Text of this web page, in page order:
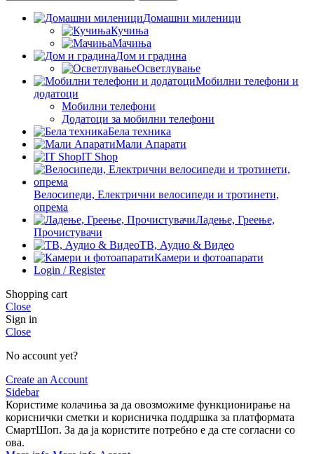
Домашни миленици
Кучиња
Мачиња
Дом и градина
Осветлување
Мобилни телефони и
додатоци
Мобилни телефони
Додатоци за мобилни телефони
Бела техника
Мали Апарати
IT Shop
Велосипеди, Електрични велосипеди и тротинети,
опрема
Ладење, Греење,
Прочистувачи
ТВ, Аудио & Видео
Камери и фотоапарати
Login / Register
Shopping cart
Close
Sign in
Close
No account yet?
Create an Account
Sidebar
Користиме колачиња за да овозможиме функционирање на
кориснички сметки и корисничка поддршка за платформата
СмартШоп. За да ја користите потребно е да сте согласни со
ова.